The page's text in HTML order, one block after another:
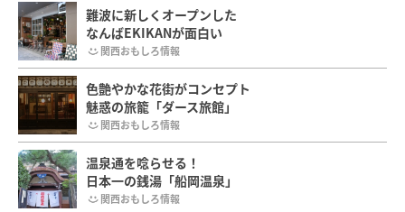
難波に新しくオープンした
なんばEKIKANが面白い
関西おもしろ情報
色艶やかな花街がコンセプト
魅惑の旅籠「ダース旅館」
関西おもしろ情報
温泉通を唸らせる！
日本一の銭湯「船岡温泉」
関西おもしろ情報